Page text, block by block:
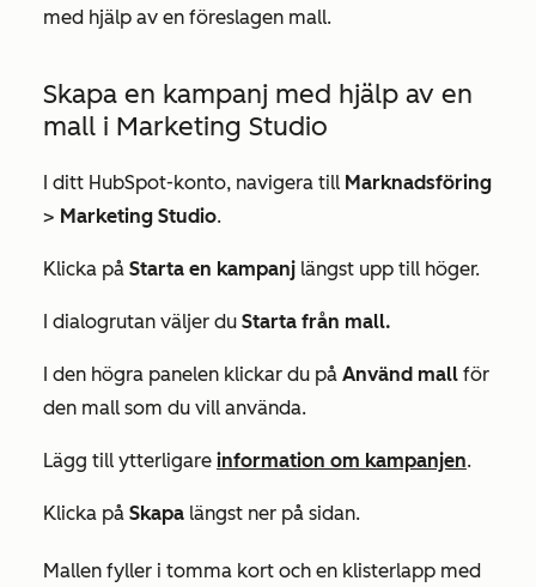
med hjälp av en föreslagen mall.
Skapa en kampanj med hjälp av en
mall i Marketing Studio
I ditt HubSpot-konto, navigera till Marknadsföring
> Marketing Studio.
Klicka på Starta en kampanj längst upp till höger.
I dialogrutan väljer du Starta från mall.
I den högra panelen klickar du på Använd mall för
den mall som du vill använda.
Lägg till ytterligare information om kampanjen.
Klicka på Skapa längst ner på sidan.
Mallen fyller i tomma kort och en klisterlapp med